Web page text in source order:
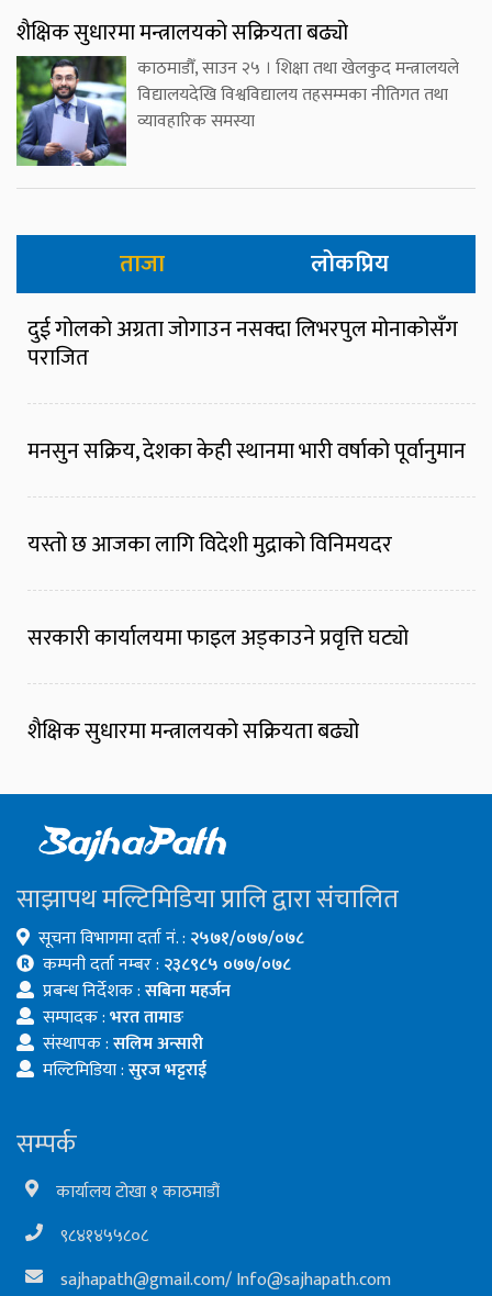
शैक्षिक सुधारमा मन्त्रालयको सक्रियता बढ्यो
काठमाडौँ, साउन २५ । शिक्षा तथा खेलकुद मन्त्रालयले
विद्यालयदेखि विश्वविद्यालय तहसम्मका नीतिगत तथा
व्यावहारिक समस्या
ताजा लोकप्रिय
दुई गोलको अग्रता जोगाउन नसक्दा लिभरपुल मोनाकोसँग
पराजित
मनसुन सक्रिय, देशका केही स्थानमा भारी वर्षाको पूर्वानुमान
यस्तो छ आजका लागि विदेशी मुद्राको विनिमयदर
सरकारी कार्यालयमा फाइल अड्काउने प्रवृत्ति घट्यो
शैक्षिक सुधारमा मन्त्रालयको सक्रियता बढ्यो
साझापथ मल्टिमिडिया प्रालि द्वारा संचालित
सूचना विभागमा दर्ता नं. : २५७१/०७७/०७८
कम्पनी दर्ता नम्बर : २३८९८५ ०७७/०७८
प्रबन्ध निर्देशक :सबिना महर्जन
सम्पादक :भरत तामाङ
संस्थापक :सलिम अन्सारी
मल्टिमिडिया :सुरज भट्टराई
सम्पर्क
कार्यालय टोखा १ काठमाडौं
९८४१४५५८०८
sajhapath@gmail.com/Info@sajhapath.com